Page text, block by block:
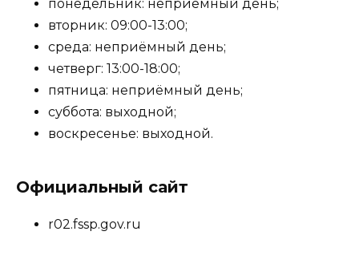
понедельник: неприёмный день;
вторник: 09:00-13:00;
среда: неприёмный день;
четверг: 13:00-18:00;
пятница: неприёмный день;
суббота: выходной;
воскресенье: выходной.
Официальный сайт
r02.fssp.gov.ru